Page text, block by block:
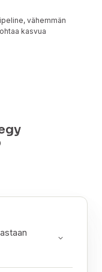
vähemmän
kasvua